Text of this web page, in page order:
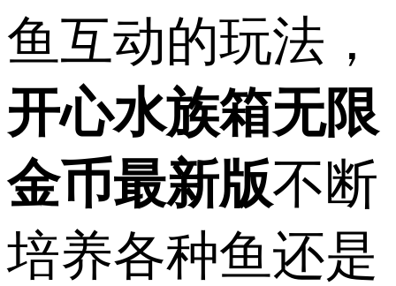
鱼互动的玩法，
开心水族箱无限
金币最新版不断
培养各种鱼还是